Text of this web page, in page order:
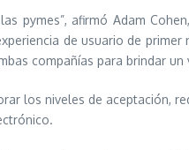
pymes”, afirmó Adam
de usuario de
compañías para brindar
los niveles de aceptación,